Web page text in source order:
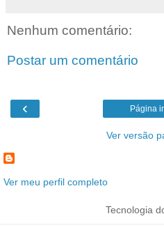
Nenhum comentário:
Postar um comentário
‹ Página
Ver versão
Ver meu perfil completo
Tecnologia